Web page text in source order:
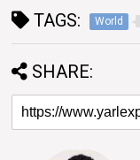
TAGS: World
SHARE: